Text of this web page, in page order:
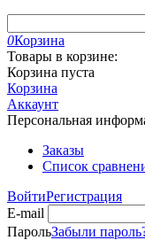
0Корзина
Товары в корзине:
Корзина пуста
Корзина
Аккаунт
Персональная
Заказы
Список
ВойтиРегистрация
E-mail
ПарольЗабыли